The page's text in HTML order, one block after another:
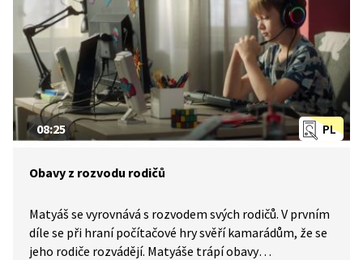
PL
08:25
Obavy z rozvodu rodičů
Matyáš se vyrovnává s rozvodem svých rodičů. V prvním
díle se při hraní počítačové hry svěří kamarádům, že se
jeho rodiče rozvádějí. Matyáše trápí obavy